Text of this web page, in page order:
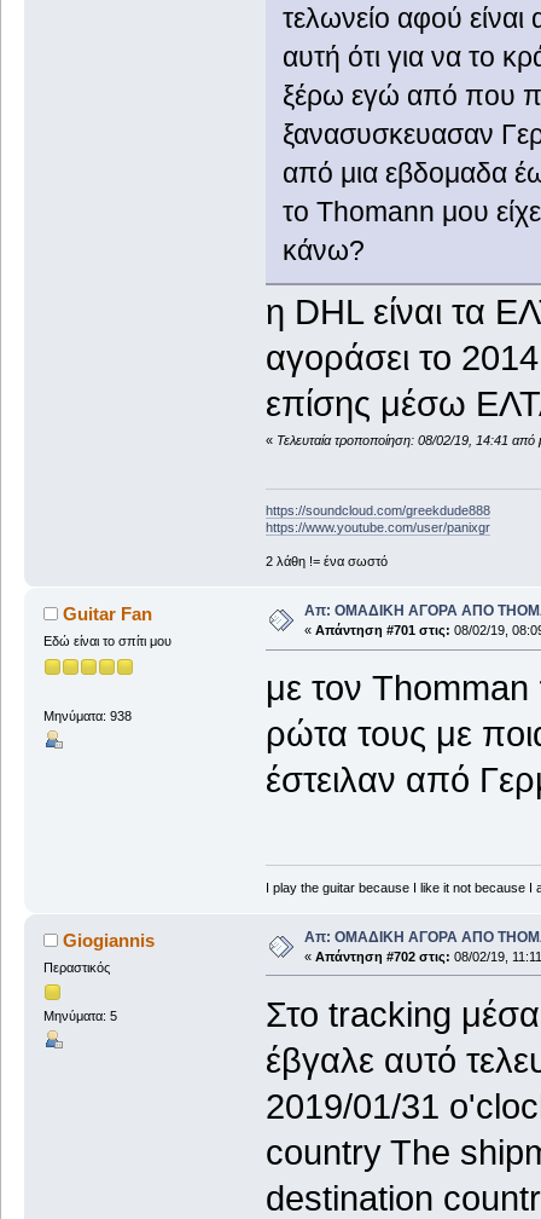
τελωνείο αφού
αυτή ότι για να το
ξέρω εγώ από που
ξανασυσκευασαν
από μια εβδομαδα
το Thomann μου
κάνω?
η DHL είναι τα
αγοράσει το
επίσης μέσω
« Τελευταία τροποποίηση: 08/02/19, 14:41 από
https://soundcloud.com/greekdude888
https://www.youtube.com/user/panixgr
2 λάθη != ένα σωστό
Guitar Fan
Εδώ είναι το σπίτι μου
Μηνύματα: 938
Απ: ΟΜΑΔΙΚΗ ΑΓΟΡΑ ΑΠΟ
« Απάντηση #701 στις: 08/02/19,
με τον Thomman
ρώτα τους με
έστειλαν από
I play the guitar because I like it not because I
Giogiannis
Περαστικός
Μηνύματα: 5
Απ: ΟΜΑΔΙΚΗ ΑΓΟΡΑ ΑΠΟ
« Απάντηση #702 στις: 08/02/19,
Στο tracking
έβγαλε αυτό
2019/01/31
country The
destination